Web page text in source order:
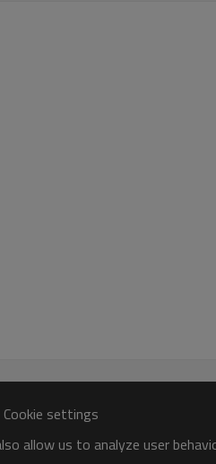
de 0,85-2,8 mm
Cookie settings
allow us to analyze user